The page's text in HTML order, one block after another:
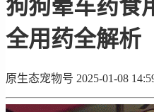
狗狗晕车药食
全用药全解析
原生态宠物号 2025-01-08